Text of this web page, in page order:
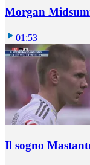
Morgan
01:53
Il sogno